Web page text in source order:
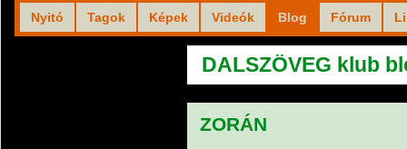
Nyitó Tagok Képek Videók Blog Fórum
DALSZÖVEG klub
ZORÁN